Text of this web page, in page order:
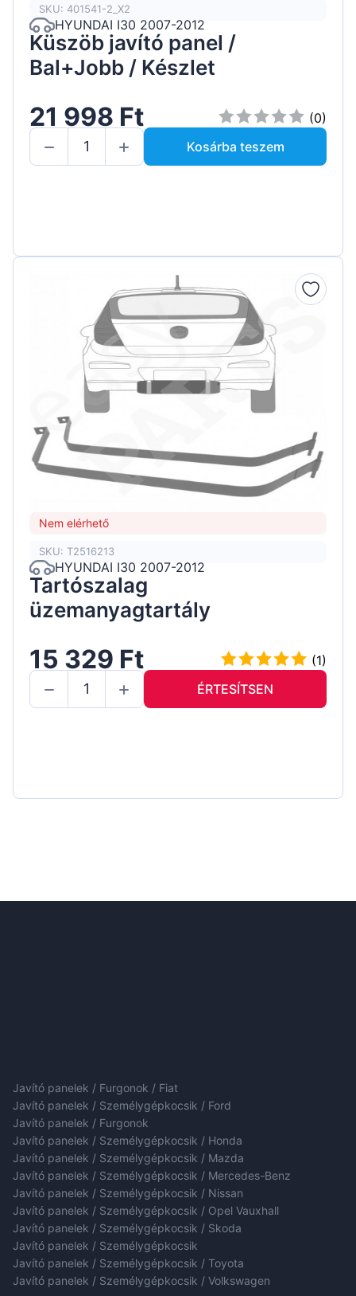
SKU: 401541-2_X2
HYUNDAI I30 2007-2012
Küszöb javító panel /
Bal+Jobb / Készlet
21 998 Ft
(0)
Kosárba teszem
Nem elérhető
SKU: T2516213
HYUNDAI I30 2007-2012
Tartószalag
üzemanyagtartály
15 329 Ft
(1)
ÉRTESÍTSEN
Javító panelek / Furgonok / Fiat
Javító panelek / Személygépkocsik / Ford
Javító panelek / Furgonok
Javító panelek / Személygépkocsik / Honda
Javító panelek / Személygépkocsik / Mazda
Javító panelek / Személygépkocsik / Mercedes-Benz
Javító panelek / Személygépkocsik / Nissan
Javító panelek / Személygépkocsik / Opel Vauxhall
Javító panelek / Személygépkocsik / Skoda
Javító panelek / Személygépkocsik
Javító panelek / Személygépkocsik / Toyota
Javító panelek / Személygépkocsik / Volkswagen